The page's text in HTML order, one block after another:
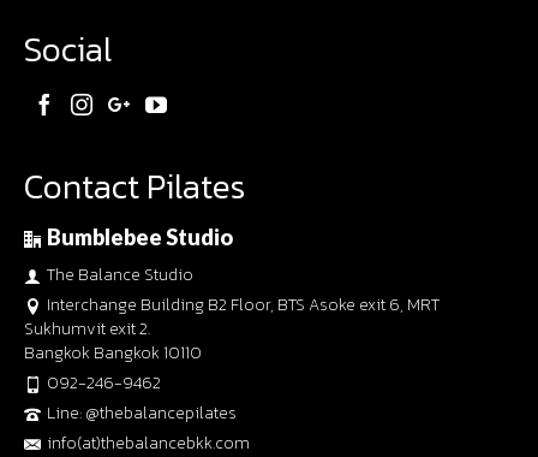
Social
Contact Pilates
Bumblebee Studio
The Balance Studio
Interchange Building B2 Floor, BTS Asoke exit 6, MRT
Sukhumvit exit 2.
Bangkok Bangkok 10110
092-246-9462
Line: @thebalancepilates
info(at)thebalancebkk.com